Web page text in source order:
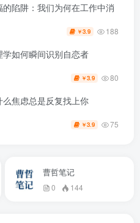
的陷阱：我们为何在工作中消
￥3.9 188
学如何瞬间识别自恋者
￥3.9 80
么焦虑总是反复找上你
￥3.9 75
曹哲笔记
0 144